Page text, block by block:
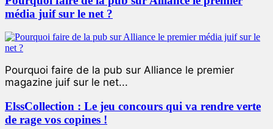
média juif sur le net ?
Pourquoi faire de la pub sur Alliance le premier
magazine juif sur le net...
ElssCollection : Le jeu concours qui va rendre verte
de rage vos copines !